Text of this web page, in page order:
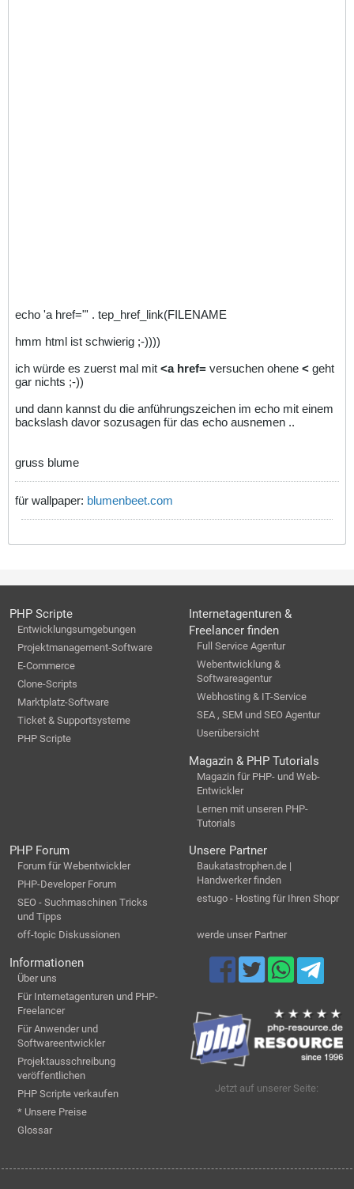
echo 'a href="' . tep_href_link(FILENAME
hmm html ist schwierig ;-))))
ich würde es zuerst mal mit <a href= versuchen ohene < geht
gar nichts ;-))
und dann kannst du die anführungszeichen im echo mit einem
backslash davor sozusagen für das echo ausnemen ..
gruss blume
für wallpaper: blumenbeet.com
PHP Scripte
Entwicklungsumgebungen
Projektmanagement-Software
E-Commerce
Clone-Scripts
Marktplatz-Software
Ticket & Supportsysteme
PHP Scripte
Internetagenturen &
Freelancer finden
Full Service Agentur
Webentwicklung &
Softwareagentur
Webhosting & IT-Service
SEA , SEM und SEO Agentur
Userübersicht
Magazin & PHP Tutorials
Magazin für PHP- und Web-
Entwickler
Lernen mit unseren PHP-
Tutorials
PHP Forum
Forum für Webentwickler
PHP-Developer Forum
SEO - Suchmaschinen Tricks
und Tipps
off-topic Diskussionen
Unsere Partner
Baukatastrophen.de |
Handwerker finden
estugo - Hosting für Ihren Shopr
werde unser Partner
Informationen
Über uns
Für Internetagenturen und PHP-
Freelancer
Für Anwender und
Softwareentwickler
Projektausschreibung
veröffentlichen
PHP Scripte verkaufen
* Unsere Preise
Glossar
Jetzt auf unserer Seite: